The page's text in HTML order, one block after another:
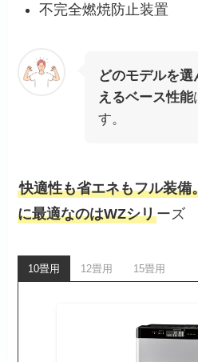
不完全燃焼防止装置
どのモデルを
えるベース性能
す。
快適性も省エネもフル装備
に最適なのはWZシリーズ
10畳用 12畳用 15畳用